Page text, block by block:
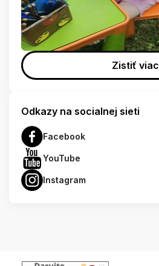
Zistiť viac
Odkazy na socialnej sieti
Facebook
YouTube
Instagram